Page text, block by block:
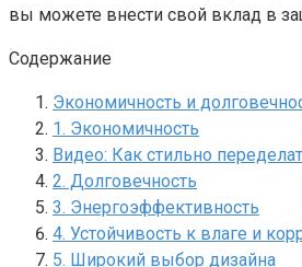
вы можете внести свой вклад в
Содержание
Экономичность и
1. Экономичность
Видео: Как стильно
2. Долговечность
3. Энергоэффективность
4. Устойчивость к влаге и
5. Широкий выбор дизайна